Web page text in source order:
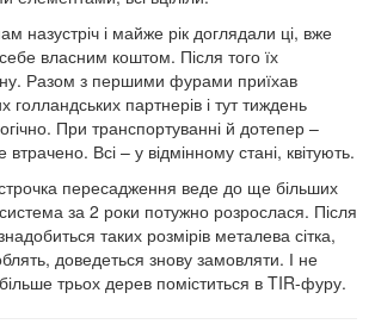
назустріч і майже рік доглядали ці, вже
власним коштом. Після того їх
Разом з першими фурами приїхав
голландських партнерів і тут тиждень
При транспортуванні й дотепер –
Всі – у відмінному стані, квітують.
пересадження веде до ще більших
за 2 роки потужно розрослася. Після
таких розмірів металева сітка,
доведеться знову замовляти. І не
трьох дерев поміститься в TIR-фуру.